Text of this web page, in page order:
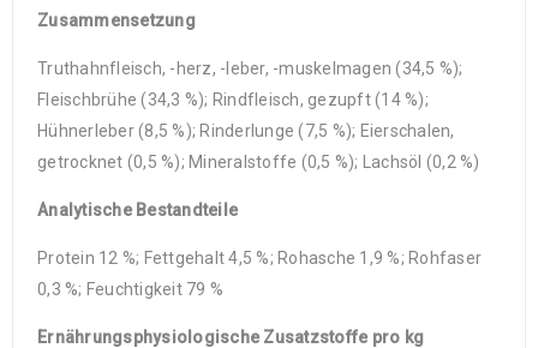
Zusammensetzung
Truthahnfleisch, -herz, -leber, -muskelmagen (34,5 %);
Fleischbrühe (34,3 %); Rindfleisch, gezupft (14 %);
Hühnerleber (8,5 %); Rinderlunge (7,5 %); Eierschalen,
getrocknet (0,5 %); Mineralstoffe (0,5 %); Lachsöl (0,2 %)
Analytische Bestandteile
Protein 12 %; Fettgehalt 4,5 %; Rohasche 1,9 %; Rohfaser
0,3 %; Feuchtigkeit 79 %
Ernährungsphysiologische Zusatzstoffe pro kg